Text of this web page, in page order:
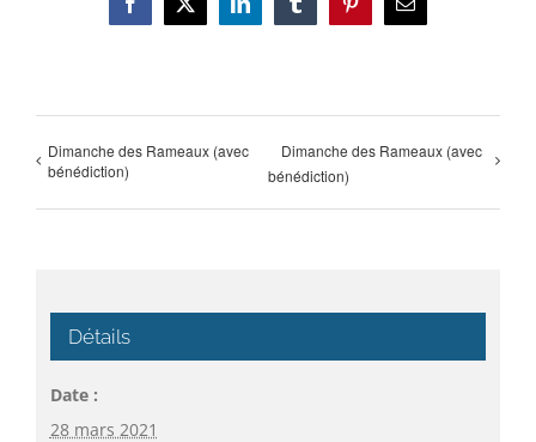
Facebook
X LinkedInTumblrPinterestEmail
Dimanche des Rameaux (avec
bénédiction)
Dimanche des Rameaux (avec
bénédiction)
Détails
Date :
28 mars 2021